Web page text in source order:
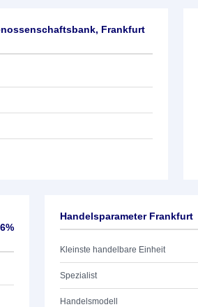
Frankfurt
Handelsparameter Frankfurt
Kleinste handelbare Einheit
Spezialist
Handelsmodell